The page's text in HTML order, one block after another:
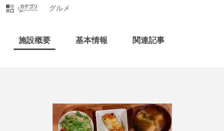
グルメ
施設概要 基本情報 関連記事